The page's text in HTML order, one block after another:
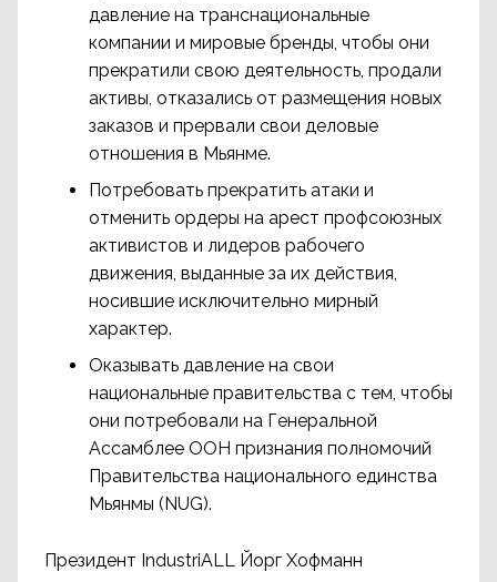
давление на транснациональные
компании и мировые бренды, чтобы они
прекратили свою деятельность, продали
активы, отказались от размещения новых
заказов и прервали свои деловые
отношения в Мьянме.
Потребовать прекратить атаки и
отменить ордеры на арест профсоюзных
активистов и лидеров рабочего
движения, выданные за их действия,
носившие исключительно мирный
характер.
Оказывать давление на свои
национальные правительства с тем, чтобы
они потребовали на Генеральной
Ассамблее ООН признания полномочий
Правительства национального единства
Мьянмы (NUG).
Президент IndustriALL Йорг Хофманн